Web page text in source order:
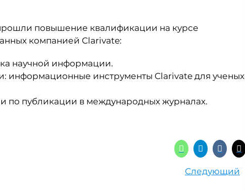
повышение квалификации на курсе
компанией Clarivate:
научной информации.
информационные инструменты Clarivate для ученых
по публикации в международных журналах.
Следующий